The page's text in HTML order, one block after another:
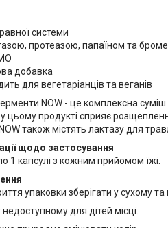
системи
протеазою, папаїном та
добавка
для вегетаріанців та веганів
NOW - це комплексна
цьому продукті сприяє
також містять лактазу для
щодо застосування
1 капсулі з кожним прийомом їжі.
упаковки зберігати у сухому
недоступному для дітей місці.